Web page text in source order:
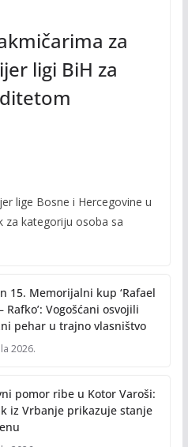
za
ligi BiH za
lige Bosne i Hercegovine u
za kategoriju osoba sa
15. Memorijalni kup ‘Rafael
Rafko’: Vogošćani osvojili
pehar u trajno vlasništvo
2026.
pomor ribe u Kotor Varoši:
iz Vrbanje prikazuje stanje